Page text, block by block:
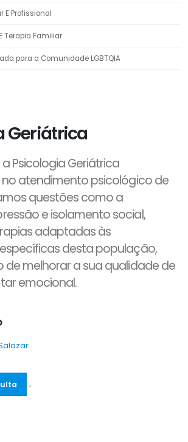
E Profissional
Terapia Familiar
para a Comunidade LGBTQIA
Geriátrica
Psicologia Geriátrica
atendimento psicológico de
questões como a
e isolamento social,
adaptadas às
desta população,
de melhorar a sua qualidade de
emocional.
´